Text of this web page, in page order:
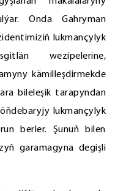
Onda Gahryman
lukmançylyk
wezipelerine,
kämilleşdirmekde
bileleşik tarapyndan
lukmançylyk
berler. Şunuň bilen
garamagyna degişli